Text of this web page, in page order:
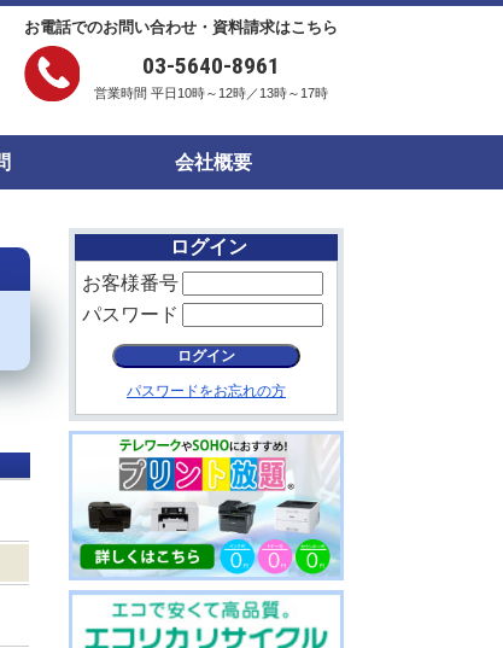
お電話でのお問い合わせ・資料請求はこちら
03-5640-8961
営業時間 平日10時～12時／13時～17時
会社概要
ログイン
お客様番号
パスワード
パスワードをお忘れの方